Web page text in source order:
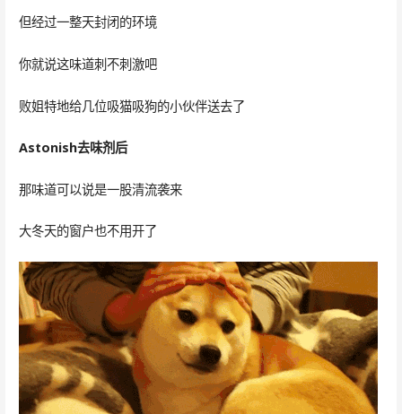
但经过一整天封闭的环境
你就说这味道刺不刺激吧
败姐特地给几位吸猫吸狗的小伙伴送去了
Astonish去味剂后
那味道可以说是一股清流袭来
大冬天的窗户也不用开了